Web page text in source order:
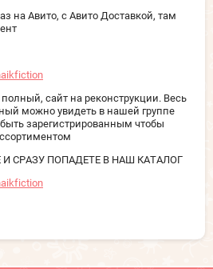
на Авито, с Авито Доставкой, там
сайт на реконструкции. Весь
можно увидеть в нашей группе
зарегистрированным чтобы
СРАЗУ ПОПАДЕТЕ В НАШ КАТАЛОГ